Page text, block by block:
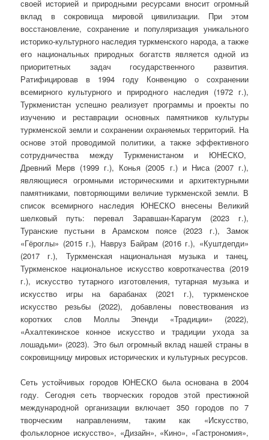
своей историей и природными ресурсами вносит огромный
вклад в сокровища мировой цивилизации. При этом
восстановление, сохранение и популяризация уникального
историко-культурного наследия туркменского народа, а также
его национальных природных богатств является одной из
приоритетных задач государственного развития.
Ратифицировав в 1994 году Конвенцию о сохранении
всемирного культурного и природного наследия (1972 г.),
Туркменистан успешно реализует программы и проекты по
изучению и реставрации основных памятников культуры
туркменской земли и сохранении охраняемых территорий. На
основе этой проводимой политики, а также эффективного
сотрудничества между Туркменистаном и ЮНЕСКО,
Древний Мерв (1999 г.), Конья (2005 г.) и Ниса (2007 г.),
являющиеся огромными историческими и архитектурными
памятниками, повторяющими величие туркменской земли. В
список всемирного наследия ЮНЕСКО внесены Великий
шелковый путь: перевал Заравшан-Карагум (2023 г.),
Туранские пустыни в Арамском поясе (2023 г.), Замок
«Гёроглы» (2015 г.), Навруз Байрам (2016 г.), «Куштдепди»
(2017 г.), Туркменская национальная музыка и танец,
Туркменское национальное искусство ковроткачества (2019
г.), искусство тутарного изготовления, тутарная музыка и
искусство игры на барабанах (2021 г.), туркменское
искусство резьбы (2022), добавлены повествования из
коротких слов Моллы Эпенди «Традиции» (2022),
«Ахалтекинское конное искусство и традиции ухода за
лошадьми» (2023). Это был огромный вклад нашей страны в
сокровищницу мировых исторических и культурных ресурсов.
Сеть устойчивых городов ЮНЕСКО была основана в 2004
году. Сегодня сеть творческих городов этой престижной
международной организации включает 350 городов по 7
творческим направлениям, таким как «Искусство,
фольклорное искусство», «Дизайн», «Кино», «Гастрономия»,